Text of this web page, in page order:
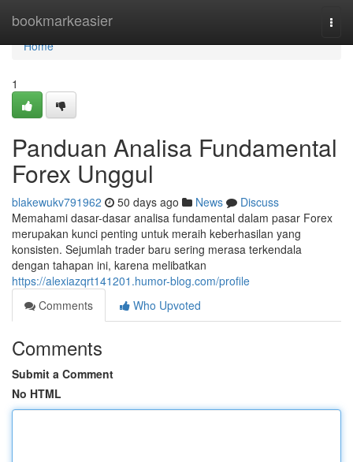
bookmarkeasier
Home
Home
1
Panduan Analisa Fundamental
Forex Unggul
blakewukv791962 50 days ago News
Discuss
Memahami dasar-dasar analisa fundamental dalam pasar Forex
merupakan kunci penting untuk meraih keberhasilan yang
konsisten. Sejumlah trader baru sering merasa terkendala
dengan tahapan ini, karena melibatkan
https://alexiazqrt141201.humor-blog.com/profile
Comments
Who Upvoted
Comments
Submit a Comment
No HTML